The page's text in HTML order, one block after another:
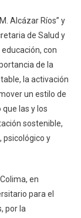
Alcázar Ríos” y
de Salud y
con
de la
la activación
un estilo de
las y los
sostenible,
psicológico y
en
para el
por la